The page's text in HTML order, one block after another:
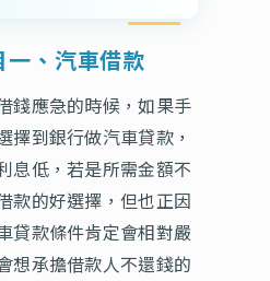
、汽車借款
錢應急的時候，如果手
擇到銀行做汽車貸款，
息低，若是所需金額不
款的好選擇，但也正因
貸款條件肯定會相對嚴
想承擔借款人不還錢的